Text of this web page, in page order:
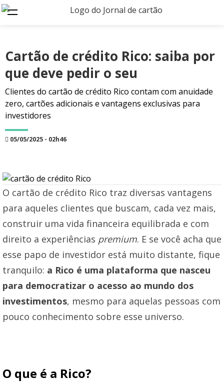
Cartão de crédito Rico: saiba por
que deve pedir o seu
Clientes do cartão de crédito Rico contam com anuidade
zero, cartões adicionais e vantagens exclusivas para
investidores
05/05/2025 - 02h46
O cartão de crédito Rico traz diversas vantagens
para aqueles clientes que buscam, cada vez mais,
construir uma vida financeira equilibrada e com
direito a experiências premium. E se você acha que
esse papo de investidor está muito distante, fique
tranquilo: a Rico é uma plataforma que nasceu
para democratizar o acesso ao mundo dos
investimentos, mesmo para aquelas pessoas com
pouco conhecimento sobre esse universo.
O que é a Rico?